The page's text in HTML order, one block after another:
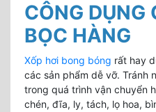
CÔNG DỤNG
BỌC HÀNG
Xốp hơi bong bóng rất hay
các sản phẩm dễ vỡ. Tránh
trong quá trình vận chuyển
chén, đĩa, ly, tách, lọ hoa,